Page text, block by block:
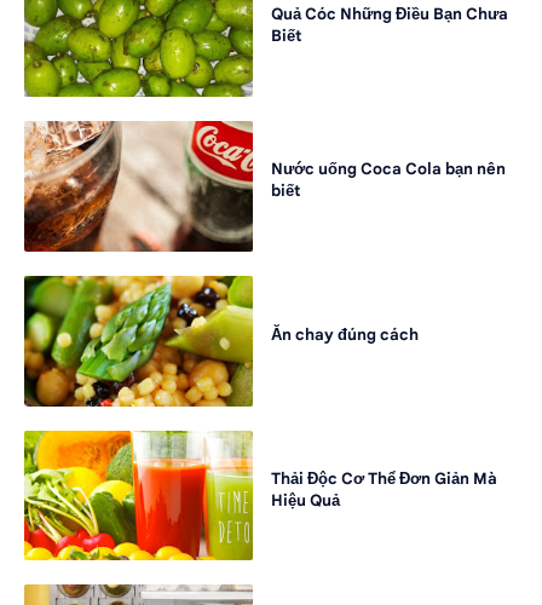
Quả Cóc Những Điều Bạn Chưa
Biết
Nước uống Coca Cola bạn nên
biết
Ăn chay đúng cách
Thải Độc Cơ Thể Đơn Giản Mà
Hiệu Quả